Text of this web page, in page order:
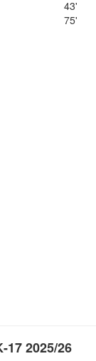
43'
75'
2025/26